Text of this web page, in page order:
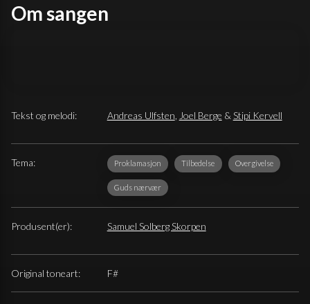
Om sangen
Tekst og melodi: Andreas Ulfsten Joel Berge & Stipi Kervell
Tema: Proklamasjon Tilbedelse Overgivelse
Guds nærvær
Produsent(er): Samuel Solberg Skorpen
Original toneart: F#